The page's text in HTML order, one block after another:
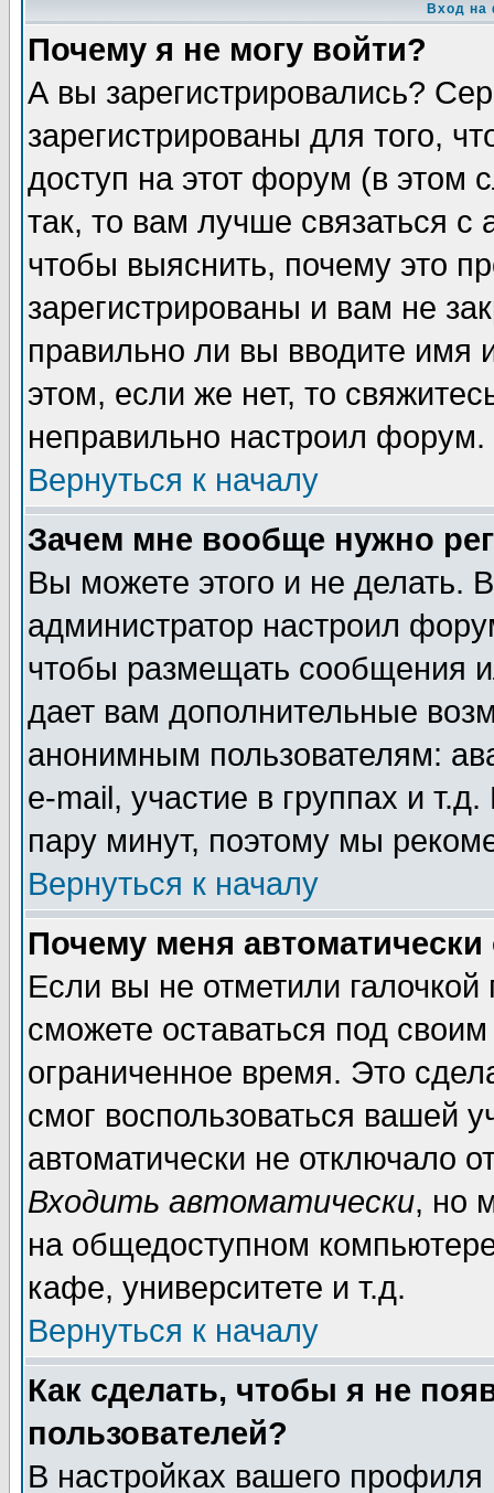
Вход на
Почему я не могу войти?
А вы зарегистрировались?
зарегистрированы для того,
доступ на этот форум (в этом
так, то вам лучше связаться
чтобы выяснить, почему это
зарегистрированы и вам не
правильно ли вы вводите
этом, если же нет, то
неправильно настроил форум.
Вернуться к началу
Зачем мне вообще нужно
Вы можете этого и не делать.
администратор настроил
чтобы размещать сообщения
дает вам дополнительные
анонимным пользователям:
e-mail, участие в группах и
пару минут, поэтому мы
Вернуться к началу
Почему меня автоматически
Если вы не отметили галочкой
сможете оставаться под
ограниченное время. Это
смог воспользоваться вашей
автоматически не отключало
Входить автоматически, но
на общедоступном
кафе, университете и т.д.
Вернуться к началу
Как сделать, чтобы я не
пользователей?
В настройках вашего